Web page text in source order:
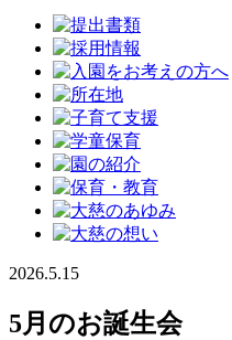
2026.5.15
5月のお誕生会